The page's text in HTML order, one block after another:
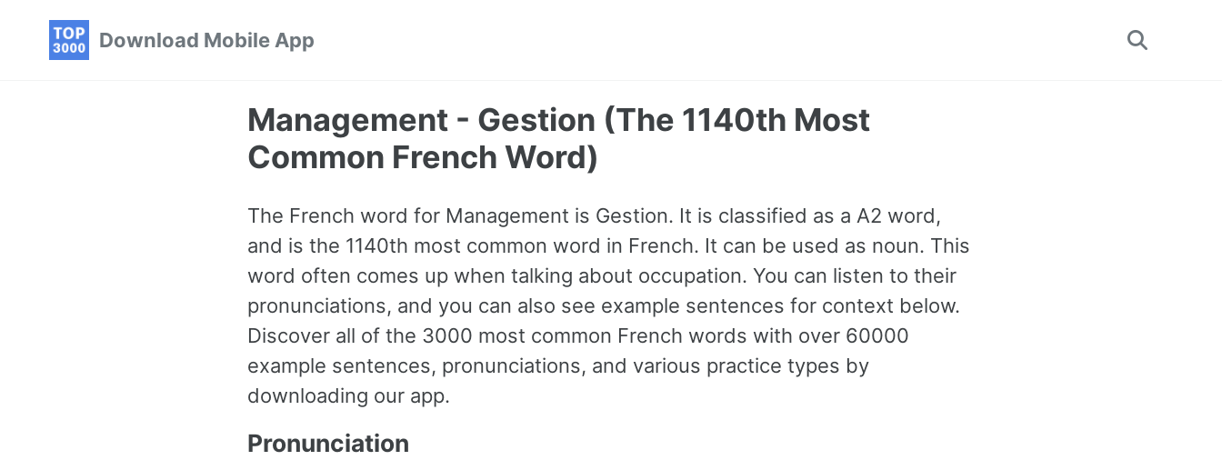
Download Mobile App
Toggle
Management - Gestion (The 1140th Most
Common French Word)
The French word for Management is Gestion. It is classified as a A2 word,
and is the 1140th most common word in French. It can be used as noun. This
word often comes up when talking about occupation. You can listen to their
pronunciations, and you can also see example sentences for context below.
Discover all of the 3000 most common French words with over 60000
example sentences, pronunciations, and various practice types by
downloading our app.
Pronunciation